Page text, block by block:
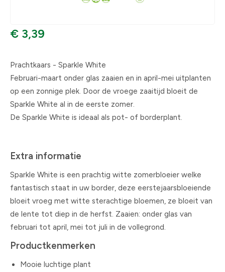
€ 3,39
Prachtkaars - Sparkle White
Februari-maart onder glas zaaien en in april-mei uitplanten
op een zonnige plek. Door de vroege zaaitijd bloeit de
Sparkle White al in de eerste zomer.
De Sparkle White is ideaal als pot- of borderplant.
Extra informatie
Sparkle White is een prachtig witte zomerbloeier welke
fantastisch staat in uw border, deze eerstejaarsbloeiende
bloeit vroeg met witte sterachtige bloemen, ze bloeit van
de lente tot diep in de herfst. Zaaien: onder glas van
februari tot april, mei tot juli in de vollegrond.
Productkenmerken
Mooie luchtige plant